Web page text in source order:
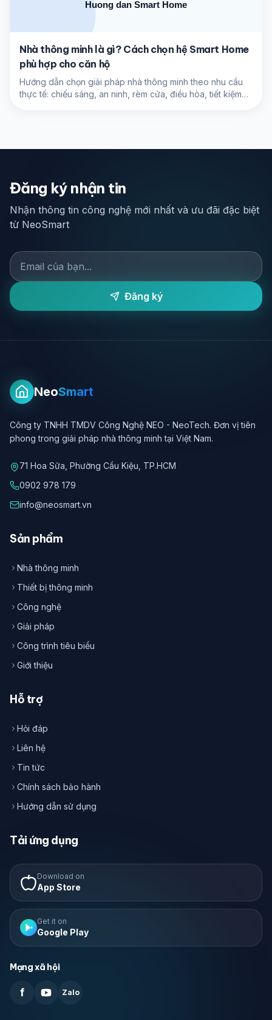
Nhà thông minh là gì? Cách chọn hệ Smart Home
phù hợp cho căn hộ
Hướng dẫn chọn giải pháp nhà thông minh theo nhu cầu
thực tế: chiếu sáng, an ninh, rèm cửa, điều hòa, tiết kiệm
Đăng ký nhận tin
Nhận thông tin công nghệ mới nhất và ưu đãi đặc biệt
từ NeoSmart
Đăng ký
NeoSmart
Công ty TNHH TMDV Công Nghệ NEO - NeoTech. Đơn vị tiên
phong trong giải pháp nhà thông minh tại Việt Nam.
71 Hoa Sữa, Phường Cầu Kiệu, TP.HCM
0902 978 179
info@neosmart.vn
Sản phẩm
Nhà thông minh
Thiết bị thông minh
Công nghệ
Giải pháp
Công trình tiêu biểu
Giới thiệu
Hỗ trợ
Hỏi đáp
Liên hệ
Tin tức
Chính sách bảo hành
Hướng dẫn sử dụng
Tải ứng dụng
Download on
App Store
Get it on
Google Play
Mạng xã hội
f Zalo